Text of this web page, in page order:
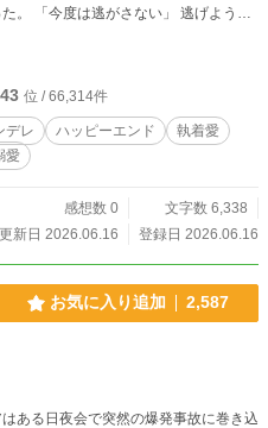
うと
、やり直しから始
位 / 66,314件
デレ ハッピーエンド
執着愛
愛
感想数 0
文字数 6,338
新日 2026.06.16
登録日 2026.06.16
お気に入り追加 2,587
ある日夜会で突然の爆発事故に巻き込